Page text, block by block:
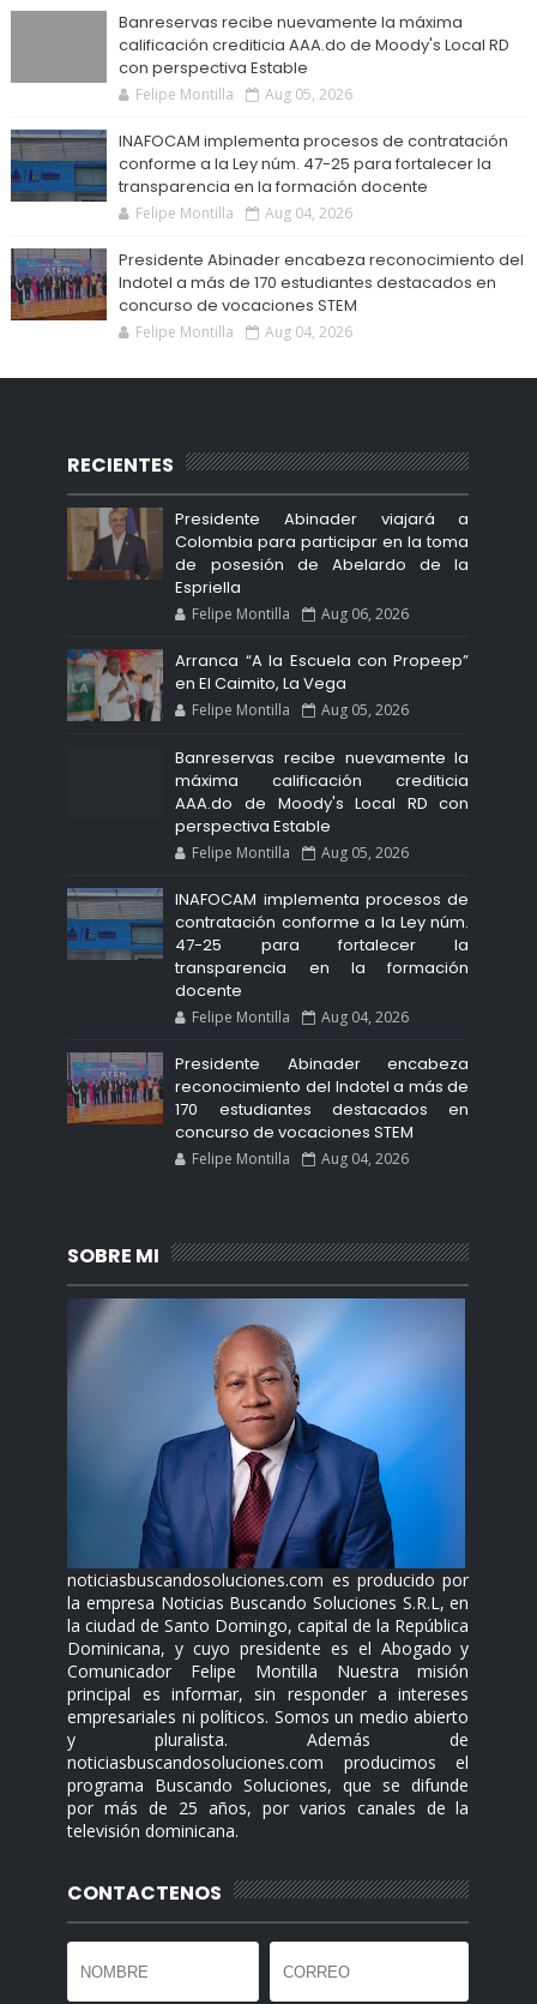
Banreservas recibe nuevamente la máxima
calificación crediticia AAA.do de Moody's Local RD
con perspectiva Estable
Felipe Montilla Aug 05, 2026
INAFOCAM implementa procesos de contratación
conforme a la Ley núm. 47-25 para fortalecer la
transparencia en la formación docente
Felipe Montilla Aug 04, 2026
Presidente Abinader encabeza reconocimiento del
Indotel a más de 170 estudiantes destacados en
concurso de vocaciones STEM
Felipe Montilla Aug 04, 2026
RECIENTES
Presidente Abinader viajará a
Colombia para participar en la toma
de posesión de Abelardo de la
Espriella
Felipe Montilla Aug 06, 2026
Arranca “A la Escuela con Propeep”
en El Caimito, La Vega
Felipe Montilla Aug 05, 2026
Banreservas recibe nuevamente la
máxima calificación crediticia
AAA.do de Moody's Local RD con
perspectiva Estable
Felipe Montilla Aug 05, 2026
INAFOCAM implementa procesos de
contratación conforme a la Ley núm.
47-25 para fortalecer la
transparencia en la formación
docente
Felipe Montilla Aug 04, 2026
Presidente Abinader encabeza
reconocimiento del Indotel a más de
170 estudiantes destacados en
concurso de vocaciones STEM
Felipe Montilla Aug 04, 2026
SOBRE MI
noticiasbuscandosoluciones.com es producido por
la empresa Noticias Buscando Soluciones S.R.L, en
la ciudad de Santo Domingo, capital de la República
Dominicana, y cuyo presidente es el Abogado y
Comunicador Felipe Montilla Nuestra misión
principal es informar, sin responder a intereses
empresariales ni políticos. Somos un medio abierto
y pluralista. Además de
noticiasbuscandosoluciones.com producimos el
programa Buscando Soluciones, que se difunde
por más de 25 años, por varios canales de la
televisión dominicana.
CONTACTENOS